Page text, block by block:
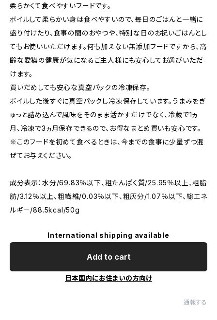
柔らかくて食べやすいフードです。
ボイルして柔らかい身は食べやすいので、毎日のごはんと一緒に
盛り付けたり、食事の間のおやつや、特別な日のお祝いごはんとし
てもお使いいただけます。何も加えない無添加フードですから、高
齢な愛猫の健康が気になるご主人様にも安心してお選びいただ
けます。
買いだめしても安心な真空パックの冷凍保存。
ボイルした後すぐに真空パックし冷凍保存しています。うまみをぎ
ゅっと詰め込んで風味をそのまま活かすだけでなく、冷蔵で1ヵ
月、冷凍で3ヵ月保存できるので、お得なまとめ買いも安心です。
※このフードを初めて食べるときは、今までの食事に少量ずつ混
ぜてお与えください。
成分表示：水分/69.83％以下、粗たんぱく質/25.95％以上、粗脂
肪/3.12％以上、粗繊維/0.03％以下、粗灰分/1.07％以下、総エネ
ルギー/88.5kcal/50g
International shipping available
Add to cart
日本国内にお住まいの方向け
通報する